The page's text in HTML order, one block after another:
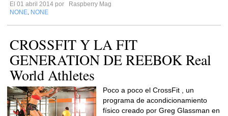
El 01 abril 2014 por
Raspberry Mag
NONE NONE
CROSSFIT Y LA FIT
GENERATION DE REEBOK Real
World Athletes
Poco a poco el CrossFit , un
programa de acondicionamiento
físico creado por Greg Glassman en